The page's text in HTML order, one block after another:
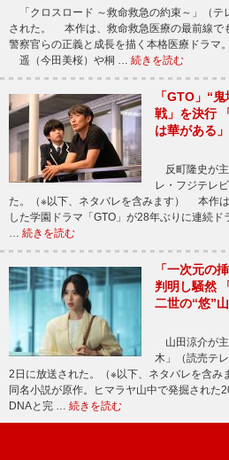
「クロスロード ～救命救急の約束～」（テ
された。 本作は、救命救急医療の最前線で
警察官らの正義と成長を描く本格医療ドラマ
遥（今田美桜）や桐 … 続きを読む
「GTO」“
戦」を決行
は華がある
反町隆史が主
レ・フジテレ
た。（※以下、ネタバレを含みます） 本作
した学園ドラマ「GTO」が28年ぶりに連続ド
… 続きを読む
「一次元の
判明し騒然
二世の“悠”
山田涼介が主
木」（読売テ
2日に放送された。（※以下、ネタバレを含
同名小説が原作。ヒマラヤ山中で発掘された
DNAと完 … 続きを読む